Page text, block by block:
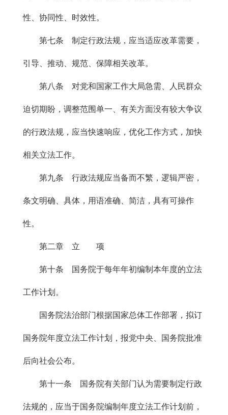
性、协同性、时效性。
第七条 制定行政法规，应当适应改革需要，
引导、推动、规范、保障相关改革。
第八条 对党和国家工作大局急需、人民群众
迫切期盼，调整范围单一、有关方面没有较大争议
的行政法规，应当快速响应，优化工作方式，加快
相关立法工作。
第九条 行政法规应当备而不繁，逻辑严密，
条文明确、具体，用语准确、简洁，具有可操作
性。
第二章 立 项
第十条 国务院于每年年初编制本年度的立法
工作计划。
国务院法治部门根据国家总体工作部署，拟订
国务院年度立法工作计划，报党中央、国务院批准
后向社会公布。
第十一条 国务院有关部门认为需要制定行政
法规的，应当于国务院编制年度立法工作计划前，